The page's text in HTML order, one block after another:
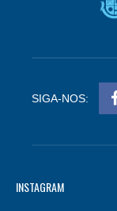
SIGA-NOS:
INSTAGRAM